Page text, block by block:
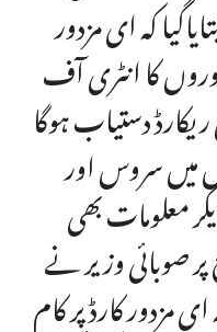
کہ ای مزدور
کا انٹری آف
دستیاب ہوگا
میں سروس اور
معلومات بھی
صوبائی وزیر نے
مزدور کارڈ پر کام